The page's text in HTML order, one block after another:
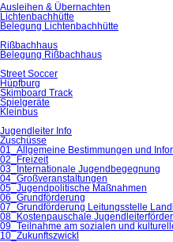
Ausleihen & Übernachten
Lichtenbachhütte
Belegung Lichtenbachhütte
Rißbachhaus
Belegung Rißbachhaus
Street Soccer
Hüpfburg
Skimboard Track
Spielgeräte
Kleinbus
Jugendleiter Info
Zuschüsse
01_Allgemeine Bestimmungen und
02_Freizeit
03_Internationale Jugendbegegnung
04_Großveranstaltungen
05_Jugendpolitische Maßnahmen
06_Grundförderung
07_Grundförderung Leitungsstelle
08_Kostenpauschale
09_Teilnahme am sozialen und
10_Zukunftszwickl